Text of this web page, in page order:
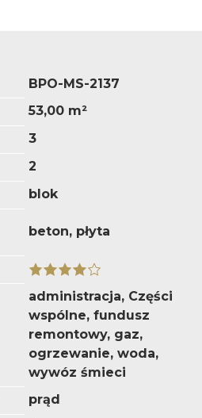
BPO-MS-2137
53,00 m²
3
2
blok
beton, płyta
administracja, Części
wspólne, fundusz
remontowy, gaz,
ogrzewanie, woda,
wywóz śmieci
prąd